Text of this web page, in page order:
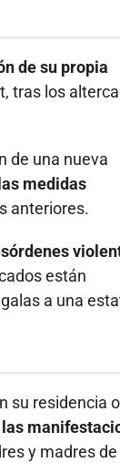
de su propia
tras los
de una nueva
medidas
anteriores.
están
a una
su residencia
y madres